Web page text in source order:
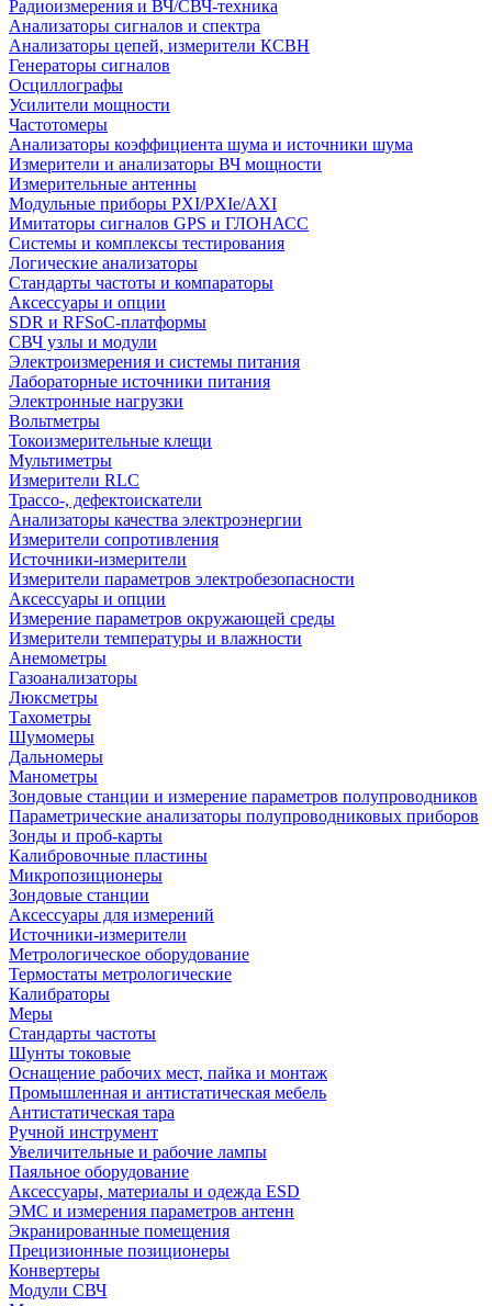
Радиоизмерения и ВЧ/СВЧ-техника
Анализаторы сигналов и спектра
Анализаторы цепей, измерители КСВН
Генераторы сигналов
Осциллографы
Усилители мощности
Частотомеры
Анализаторы коэффициента шума и источники шума
Измерители и анализаторы ВЧ мощности
Измерительные антенны
Модульные приборы PXI/PXIe/AXI
Имитаторы сигналов GPS и ГЛОНАСС
Системы и комплексы тестирования
Логические анализаторы
Стандарты частоты и компараторы
Аксессуары и опции
SDR и RFSoC‑платформы
СВЧ узлы и модули
Электроизмерения и системы питания
Лабораторные источники питания
Электронные нагрузки
Вольтметры
Токоизмерительные клещи
Мультиметры
Измерители RLC
Трассо-, дефектоискатели
Анализаторы качества электроэнергии
Измерители сопротивления
Источники-измерители
Измерители параметров электробезопасности
Аксессуары и опции
Измерение параметров окружающей среды
Измерители температуры и влажности
Анемометры
Газоанализаторы
Люксметры
Тахометры
Шумомеры
Дальномеры
Манометры
Зондовые станции и измерение параметров полупроводников
Параметрические анализаторы полупроводниковых приборов
Зонды и проб-карты
Калибровочные пластины
Микропозиционеры
Зондовые станции
Аксессуары для измерений
Источники-измерители
Метрологическое оборудование
Термостаты метрологические
Калибраторы
Меры
Стандарты частоты
Шунты токовые
Оснащение рабочих мест, пайка и монтаж
Промышленная и антистатическая мебель
Антистатическая тара
Ручной инструмент
Увеличительные и рабочие лампы
Паяльное оборудование
Аксессуары, материалы и одежда ESD
ЭМС и измерения параметров антенн
Экранированные помещения
Прецизионные позиционеры
Конвертеры
Модули СВЧ